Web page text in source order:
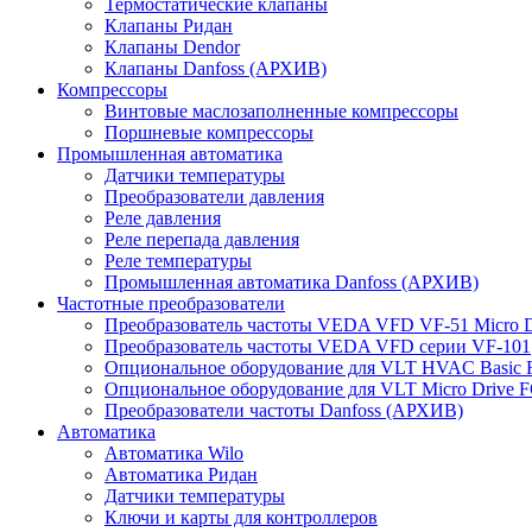
Термостатические клапаны
Клапаны Ридан
Клапаны Dendor
Клапаны Danfoss (АРХИВ)
Компрессоры
Винтовые маслозаполненные компрессоры
Поршневые компрессоры
Промышленная автоматика
Датчики температуры
Преобразователи давления
Реле давления
Реле перепада давления
Реле температуры
Промышленная автоматика Danfoss (АРХИВ)
Частотные преобразователи
Преобразователь частоты VEDA VFD VF-51 Micro
Преобразователь частоты VEDA VFD серии VF-101
Опциональное оборудование для VLT HVAC Basic
Опциональное оборудование для VLT Micro Drive
Преобразователи частоты Danfoss (АРХИВ)
Автоматика
Автоматика Wilo
Автоматика Ридан
Датчики температуры
Ключи и карты для контроллеров